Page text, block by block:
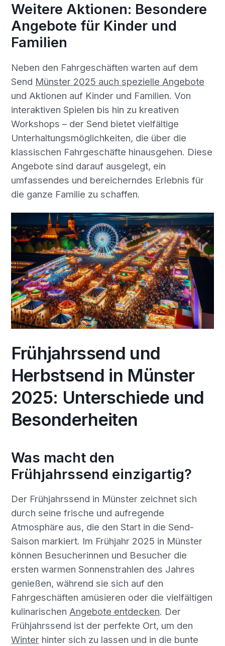
Weitere Aktionen: Besondere
Angebote für Kinder und
Familien
Neben den Fahrgeschäften warten auf dem
Send Münster 2025 auch spezielle Angebote
und Aktionen auf Kinder und Familien. Von
interaktiven Spielen bis hin zu kreativen
Workshops – der Send bietet vielfältige
Unterhaltungsmöglichkeiten, die über die
klassischen Fahrgeschäfte hinausgehen. Diese
Angebote sind darauf ausgelegt, ein
umfassendes und bereicherndes Erlebnis für
die ganze Familie zu schaffen.
Frühjahrssend und
Herbstsend in Münster
2025: Unterschiede und
Besonderheiten
Was macht den
Frühjahrssend einzigartig?
Der Frühjahrssend in Münster zeichnet sich
durch seine frische und aufregende
Atmosphäre aus, die den Start in die Send-
Saison markiert. Im Frühjahr 2025 in Münster
können Besucherinnen und Besucher die
ersten warmen Sonnenstrahlen des Jahres
genießen, während sie sich auf den
Fahrgeschäften amüsieren oder die vielfältigen
kulinarischen Angebote entdecken. Der
Frühjahrssend ist der perfekte Ort, um den
Winterhinter sich zu lassen und in die bunte